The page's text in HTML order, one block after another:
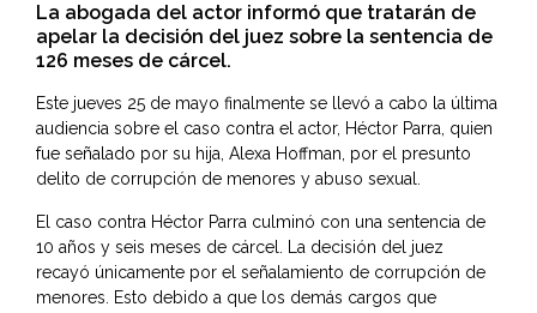
La abogada del actor informó que tratarán de
apelar la decisión del juez sobre la sentencia de
126 meses de cárcel.
Este jueves 25 de mayo finalmente se llevó a cabo la última
audiencia sobre el caso contra el actor, Héctor Parra, quien
fue señalado por su hija, Alexa Hoffman, por el presunto
delito de corrupción de menores y abuso sexual.
El caso contra Héctor Parra culminó con una sentencia de
10 años y seis meses de cárcel. La decisión del juez
recayó únicamente por el señalamiento de corrupción de
menores. Esto debido a que los demás cargos que